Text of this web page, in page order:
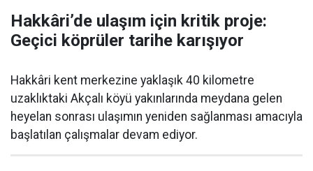
Hakkâri’de ulaşım için kritik proje:
Geçici köprüler tarihe karışıyor
Hakkâri kent merkezine yaklaşık 40 kilometre
uzaklıktaki Akçalı köyü yakınlarında meydana gelen
heyelan sonrası ulaşımın yeniden sağlanması amacıyla
başlatılan çalışmalar devam ediyor.